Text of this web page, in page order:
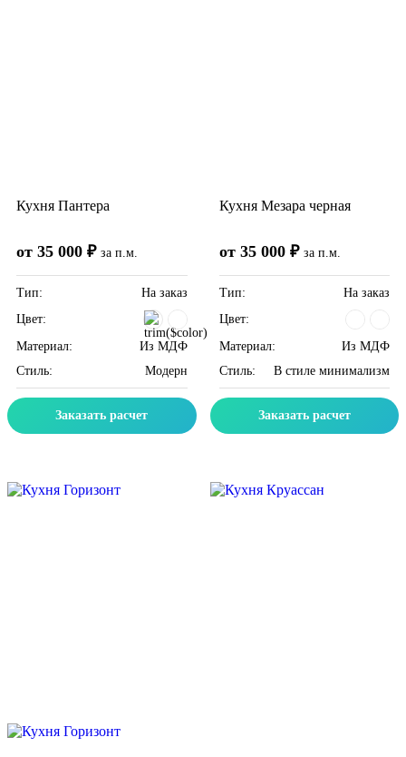
Кухня Пантера
от 35 000 ₽ за п.м.
Тип:
На заказ
Цвет:
Материал:
Из МДФ
Стиль:
Модерн
Заказать расчет
Кухня Мезара черная
от 35 000 ₽ за п.м.
Тип:
На заказ
Цвет:
Материал:
Из МДФ
Стиль:
В стиле минимализм
Заказать расчет